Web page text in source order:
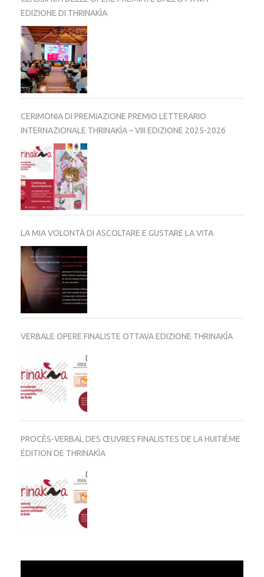
EDIZIONE DI THRINAKÌA
CERIMONIA DI PREMIAZIONE PREMIO LETTERARIO
INTERNAZIONALE THRINAKÌA – VIII EDIZIONE 2025-2026
LA MIA VOLONTÀ DI ASCOLTARE E GUSTARE LA VITA
VERBALE OPERE FINALISTE OTTAVA EDIZIONE THRINAKÌA
PROCÈS-VERBAL DES ŒUVRES FINALISTES DE LA HUITIÈME
ÉDITION DE THRINAKÌA